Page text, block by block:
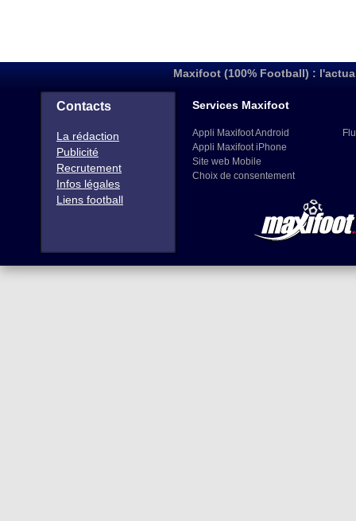
Maxifoot (100% Football) :
Contacts
La rédaction
Publicité
Recrutement
Infos légales
Liens football
Services Maxifoot
Appli Maxifoot Android
Appli Maxifoot iPhone
Site web Mobile
Choix de consentement